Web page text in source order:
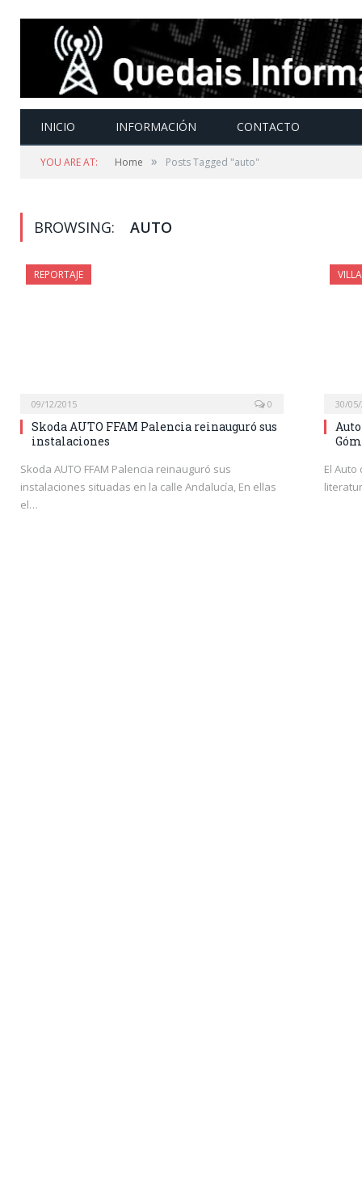
INICIO INFORMACIÓN CONTACTO
YOU ARE AT: Home » Posts Tagged "auto"
BROWSING: AUTO
REPORTAJE
09/12/2015 0
Skoda AUTO FFAM Palencia reinauguró sus
instalaciones
Skoda AUTO FFAM Palencia reinauguró sus
instalaciones situadas en la calle Andalucía, En ellas
el…
30/
El